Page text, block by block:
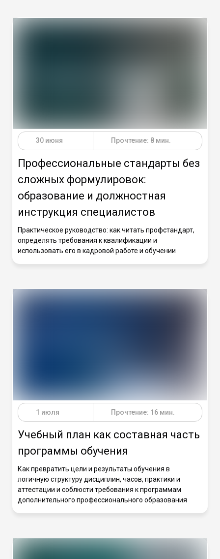
30 июня Прочтение: 8 мин.
Профессиональные стандарты без
сложных формулировок:
образование и должностная
инструкция специалистов
Практическое руководство: как читать профстандарт,
определять требования к квалификации и
использовать его в кадровой работе и обучении
1 июля Прочтение: 16 мин.
Учебный план как составная часть
программы обучения
Как превратить цели и результаты обучения в
логичную структуру дисциплин, часов, практики и
аттестации и соблюсти требования к программам
дополнительного профессионального образования